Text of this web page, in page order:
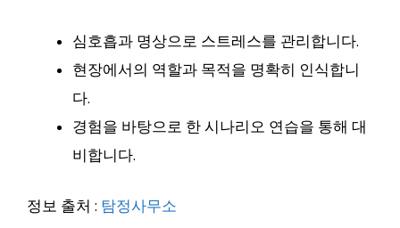
심호흡과 명상으로 스트레스를 관리합니다.
현장에서의 역할과 목적을 명확히 인식합니
다.
경험을 바탕으로 한 시나리오 연습을 통해 대
비합니다.
정보 출처 : 탐정사무소